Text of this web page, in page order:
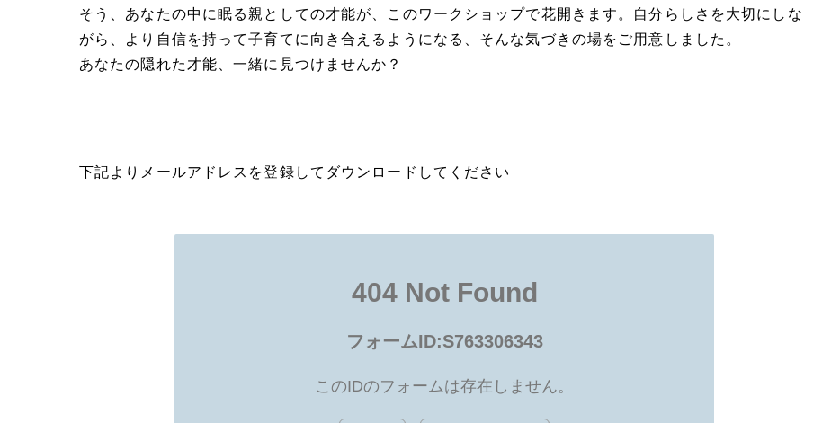
そう、あなたの中に眠る親としての才能が、このワークショップで花開きます。自分らしさを大切にしな
がら、より自信を持って子育てに向き合えるようになる、そんな気づきの場をご用意しました。
あなたの隠れた才能、一緒に見つけませんか？
下記よりメールアドレスを登録してダウンロードしてください